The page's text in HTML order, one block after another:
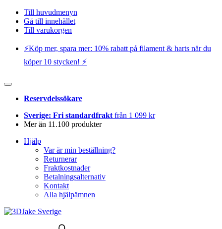
Till huvudmenyn
Gå till innehållet
Till varukorgen
⚡️Köp mer, spara mer: 10% rabatt på filament & harts när du
köper 10 stycken! ⚡️
Reservdelssökare
Sverige: Fri standardfrakt från 1 099 kr
Mer än 11.100 produkter
Hjälp
Var är min beställning?
Returnerar
Fraktkostnader
Betalningsalternativ
Kontakt
Alla hjälpämnen